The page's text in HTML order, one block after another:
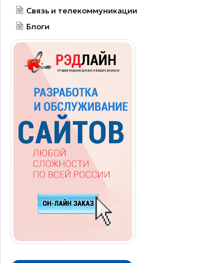
Связь и телекоммуникации
Блоги